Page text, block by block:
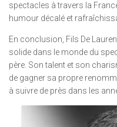
spectacles à travers la
humour décalé et
En conclusion, Fils De
solide dans le monde du
père. Son talent et son
de gagner sa propre
à suivre de près dans les